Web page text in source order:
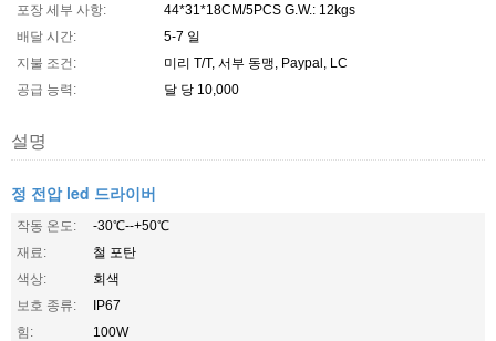
포장 세부 사항:
44*31*18CM/5PCS G.W.: 12kgs
배달 시간:
5-7 일
지불 조건:
미리 T/T, 서부 동맹, Paypal, LC
공급 능력:
달 당 10,000
설명
정 전압 led 드라이버
작동 온도:
-30℃--+50℃
재료:
철 포탄
색상:
회색
보호 종류:
IP67
힘:
100W